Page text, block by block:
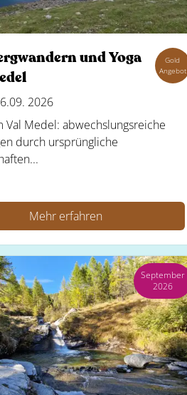
und Yoga
Gold
Angebot
2026
Val Medel: abwechslungsreiche
durch ursprüngliche
Mehr erfahren
September
2026